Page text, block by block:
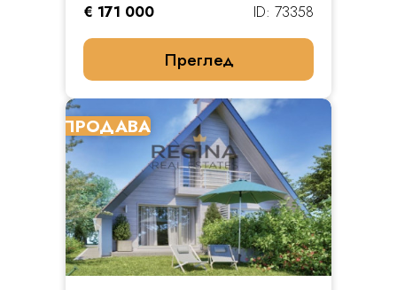
€ 171 000 ID: 73358
Преглед
ПРОДАВА